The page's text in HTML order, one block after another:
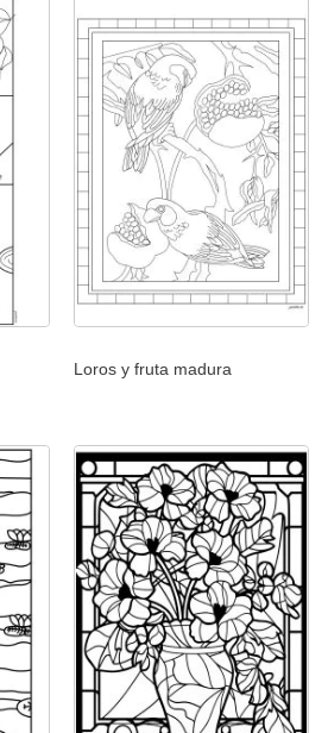
Loros y fruta madura